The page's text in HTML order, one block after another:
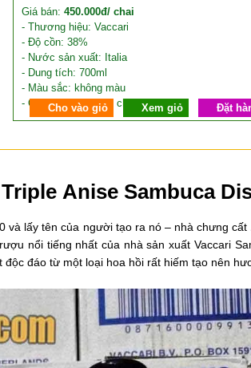
Giá bán:450.000đ/ chai
- Thương hiệu: Vaccari
- Độ cồn: 38%
- Nước sản xuất: Italia
- Dung tích: 700ml
- Màu sắc: không màu
- Quy cách: thùng 6 chai
Cho vào giỏ Xem giỏ Đặt
Anise Sambuca
lấy tên của người tạo ra nó – nhà chưng cất
nổi tiếng nhất của nhà sản xuất Vaccari
đáo từ một loại hoa hồi rất hiếm tạo nên